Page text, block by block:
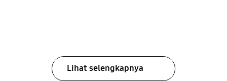
Lihat selengkapnya